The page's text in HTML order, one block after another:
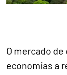
O mercado
economias a